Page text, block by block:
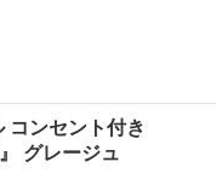
コンセント付き
グレージュ